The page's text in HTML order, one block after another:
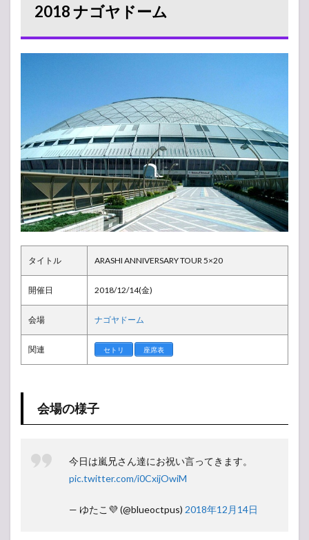
嵐 ラ
イブ
ヤド
子
1.2
アリ
ーナ
構
成・
座席
表
1.3
バッ
クJr.
（ジ
ニ
1.6
2018 ナゴヤドーム
タイトル ARASHI ANNIVERSARY TOUR 5×20
開催日 2018/12/14(金)
会場 ナゴヤドーム
関連 セトリ 座席表
会場の様子
今日は嵐兄さん達にお祝い言ってきます。
pic.twitter.com/i0CxijOwiM
— ゆたこ💜 (@blueoctpus) 2018年12月14日